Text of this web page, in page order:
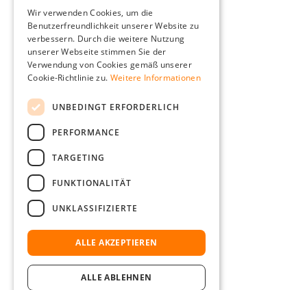
FRENCH
DUTCH
Wir verwenden Cookies, um die
Benutzerfreundlichkeit unserer Website zu
verbessern. Durch die weitere Nutzung
unserer Webseite stimmen Sie der
Verwendung von Cookies gemäß unserer
Cookie-Richtlinie zu. Weitere Informationen
UNBEDINGT ERFORDERLICH
PERFORMANCE
TARGETING
FUNKTIONALITÄT
UNKLASSIFIZIERTE
ALLE AKZEPTIEREN
ALLE ABLEHNEN